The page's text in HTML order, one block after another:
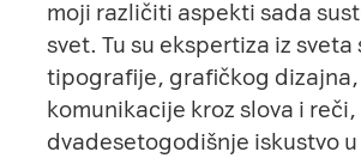
moji različiti aspekti sada
svet. Tu su ekspertiza iz sveta
tipografije, grafičkog dizajna,
komunikacije kroz slova i reči,
dvadesetogodišnje iskustvo